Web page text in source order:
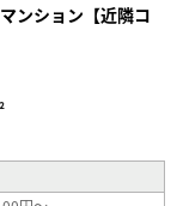
ンション【近隣コ